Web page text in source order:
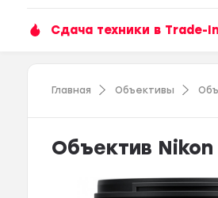
Сдача техники в Trade-In
Главная Объективы
Объектив Nikon